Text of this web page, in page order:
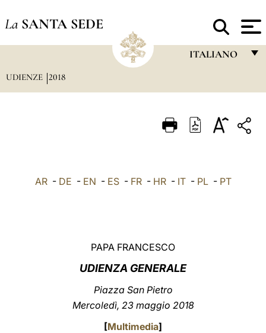
La SANTA SEDE
ITALIANO
ITALIANO
UDIENZE 2018
AR- DE - EN - ES- FR- HR- IT- PL- PT
PAPA FRANCESCO
UDIENZA GENERALE
Piazza San Pietro
Mercoledì, 23 maggio 2018
[Multimedia]